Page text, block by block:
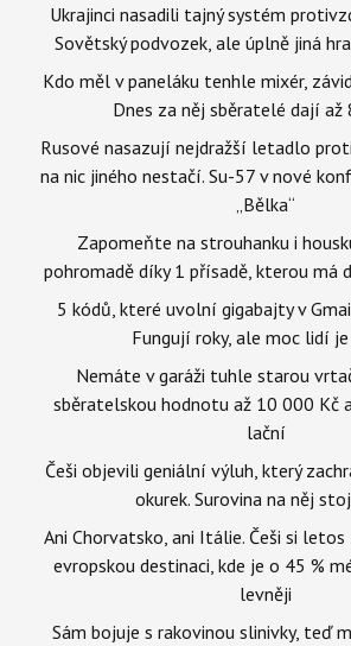
Ukrajinci nasadili tajný systém
Sovětský podvozek, ale úplně jiná
Kdo měl v paneláku tenhle mixér,
Dnes za něj sběratelé dají až
Rusové nasazují nejdražší letadlo
na nic jiného nestačí. Su-57 v nové
„Bělka“
Zapomeňte na strouhanku i
pohromadě díky 1 přísadě, kterou má
5 kódů, které uvolní gigabajty v
Fungují roky, ale moc lidí
Nemáte v garáži tuhle starou
sběratelskou hodnotu až 10 000 Kč
lační
Češi objevili geniální výluh, který
okurek. Surovina na něj
Ani Chorvatsko, ani Itálie. Češi si
evropskou destinaci, kde je o 45 %
levněji
Sám bojuje s rakovinou slinivky, teď